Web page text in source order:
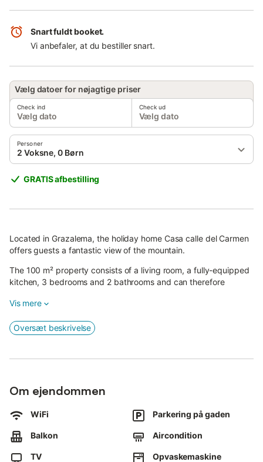
Snart fuldt booket.
Vi anbefaler, at du bestiller snart.
Vælg datoer for nøjagtige priser
Check ind
Vælg dato
Check ud
Vælg dato
Personer
2 Voksne, 0 Børn
GRATIS afbestilling
Located in Grazalema, the holiday home Casa calle del Carmen
offers guests a fantastic view of the mountain.
The 100 m² property consists of a living room, a fully-equipped
kitchen, 3 bedrooms and 2 bathrooms and can therefore
calls) with a dedicated workspace for home office, a smart TV
with streaming services, air conditioning, a fan as well as a
terrace and balcony.
Free parking is available on the street.
Smoking and celebrating events are not allowed.
This property features energy-saving lighting.
Vis mere
Oversæt beskrivelse
Om ejendommen
WiFi Parkering på gaden
Balkon Aircondition
TV Opvaskemaskine